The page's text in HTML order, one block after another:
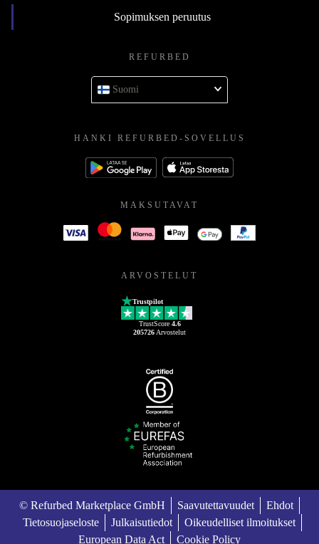
Sopimuksen peruutus
REFURBED
Suomi
HANKI REFURBED-SOVELLUS
MAKSUTAVAT
ARVOSTELUT
Trustpilot
TrustScore 4.6
205726 Arvostelut
© Refurbed Marketplace GmbH Saavutettavuudet
Ehdot
Tietosuojaseloste
Julkaisutiedot
Oikeudelliset ilmoitukset
European Data Act
Cookie Policy